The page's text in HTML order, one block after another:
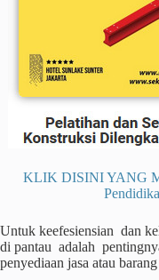
KLIK DISINI YANG
Untuk keefesiensian dan
di pantau adalah
penyediaan jasa atau barang